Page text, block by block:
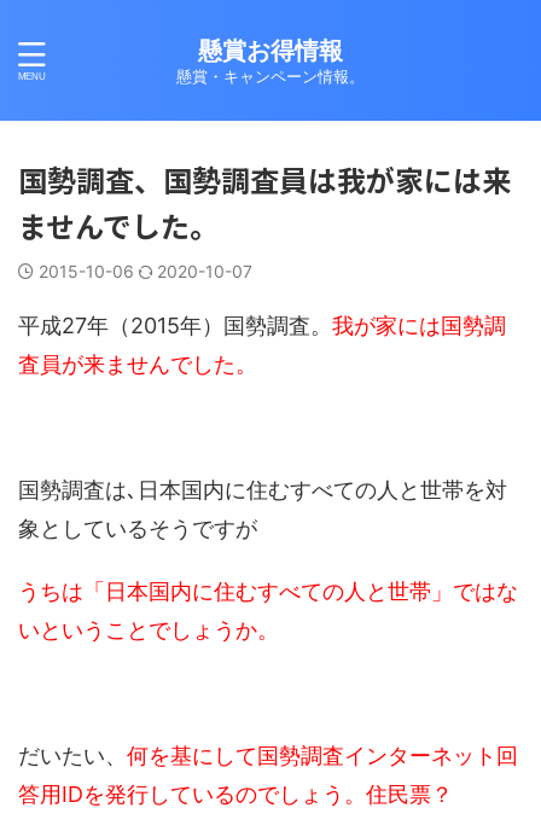
懸賞お得情報
懸賞・キャンペーン情報。
国勢調査、国勢調査員は我が家には来
ませんでした。
2015-10-06 2020-10-07
平成27年（2015年）国勢調査。 我が家には国勢調
査員が来ませんでした。
国勢調査は､日本国内に住むすべての人と世帯を対
象としているそうですが
うちは「日本国内に住むすべての人と世帯」ではな
いということでしょうか。
だいたい、 何を基にして国勢調査インターネット回
答用IDを発行しているのでしょう。住民票？